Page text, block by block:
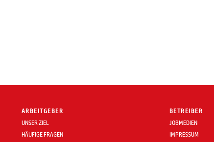
ARBEITGEBER
UNSER ZIEL
HÄUFIGE FRAGEN
BETREIBER
JOBMEDIEN
IMPRESSUM